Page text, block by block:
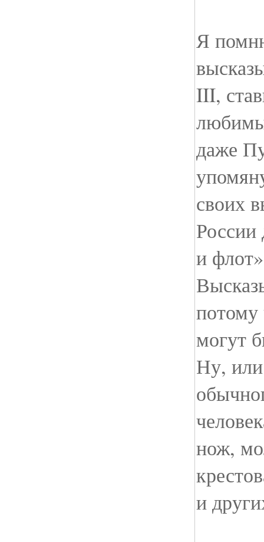
Я
III,
даже
своих
России
и
потому
могут
Ну,
нож,
и